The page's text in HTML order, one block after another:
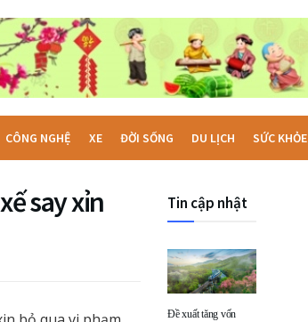
CÔNG NGHỆ XE ĐỜI SỐNG DU LỊCH SỨC KHỎE
say xỉn
Tin cập nhật
Đề xuất tăng vốn